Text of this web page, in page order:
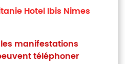
Hotel Ibis Nimes
manifestations
téléphoner